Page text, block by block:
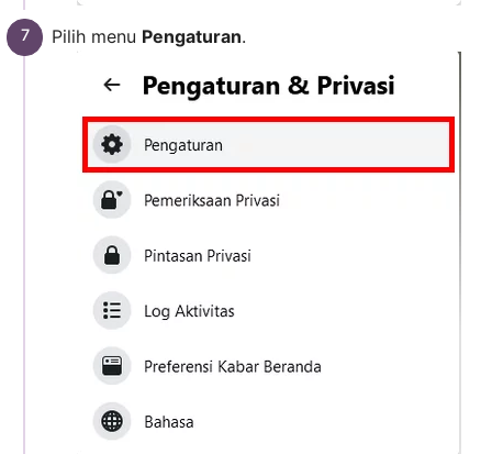
Pilih menu Pengaturan.